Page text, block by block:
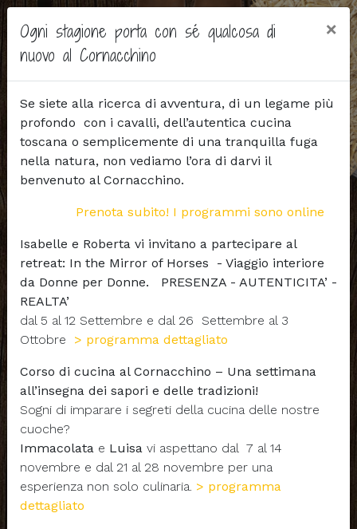
Ogni stagione porta con sé qualcosa di
nuovo al Cornacchino
×
Se siete alla ricerca di avventura, di un legame più
profondo con i cavalli, dell’autentica cucina
toscana o semplicemente di una tranquilla fuga
nella natura, non vediamo l’ora di darvi il
benvenuto al Cornacchino.
Prenota subito! I programmi sono online
Isabelle e Roberta vi invitano a partecipare al
retreat: In the Mirror of Horses - Viaggio interiore
da Donne per Donne. PRESENZA - AUTENTICITA’ -
REALTA’
dal 5 al 12 Settembre e dal 26 Settembre al 3
Ottobre > programma dettagliato
Corso di cucina al Cornacchino – Una settimana
all’insegna dei sapori e delle tradizioni!
Sogni di imparare i segreti della cucina delle nostre
cuoche?
Immacolata e Luisa vi aspettano dal 7 al 14
novembre e dal 21 al 28 novembre per una
esperienza non solo culinaria. > programma
dettagliato
I nostri cavalli